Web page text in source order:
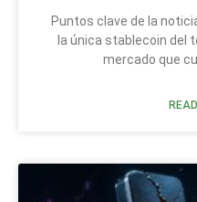
Puntos clave de la
la única stablecoin del
mercado que